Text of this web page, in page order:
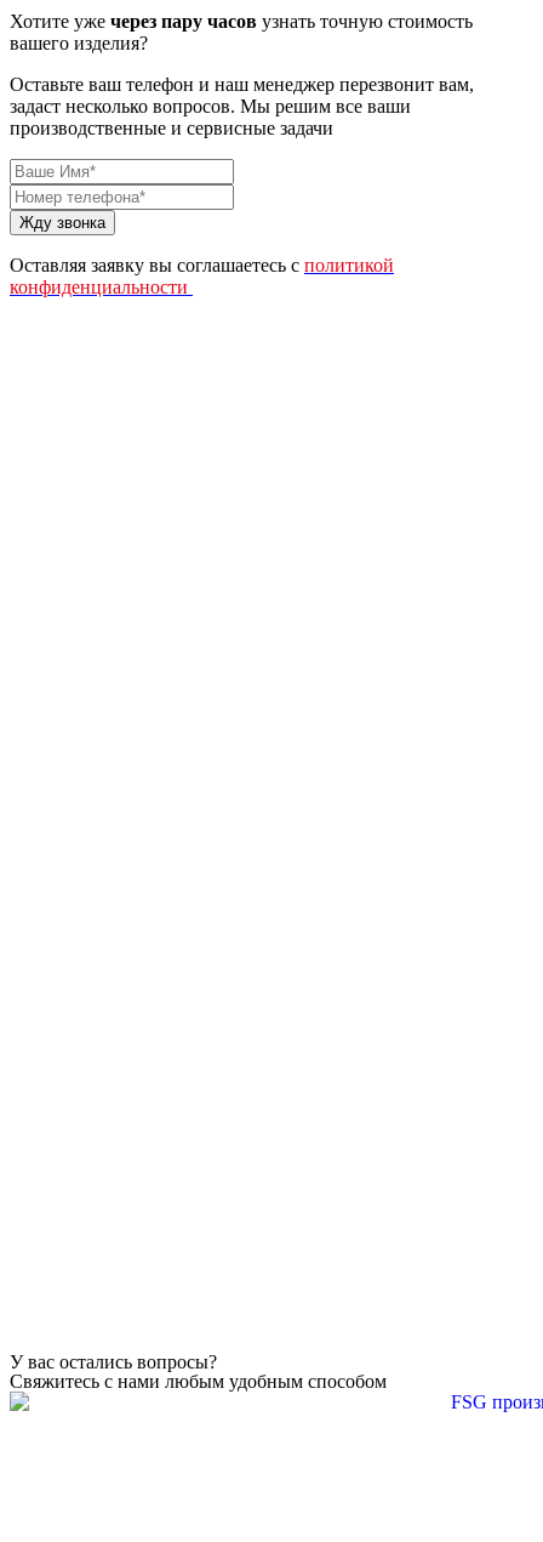
Хотите уже через пару часов узнать точную стоимость
вашего изделия?
Оставьте ваш телефон и наш менеджер перезвонит вам,
задаст несколько вопросов. Мы решим все ваши
производственные и сервисные задачи
Жду звонка
Оставляя заявку вы соглашаетесь с политикой
конфиденциальности
У вас остались вопросы?
Свяжитесь с нами любым удобным способом